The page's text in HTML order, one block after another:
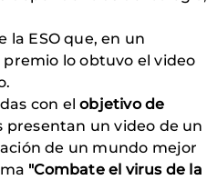
la ESO que, en un
lo obtuvo el video
con elobjetivo de
presentan un video de un
de un mundo mejor
"Combate el virus de la